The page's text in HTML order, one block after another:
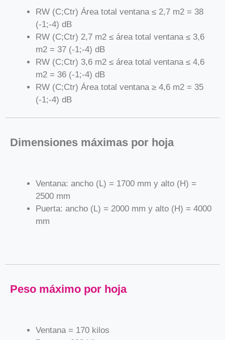
RW (C;Ctr) Área total ventana ≤ 2,7 m2 = 38
(-1;-4) dB
RW (C;Ctr) 2,7 m2 ≤ área total ventana ≤ 3,6
m2 = 37 (-1;-4) dB
RW (C;Ctr) 3,6 m2 ≤ área total ventana ≤ 4,6
m2 = 36 (-1;-4) dB
RW (C;Ctr) Área total ventana ≥ 4,6 m2 = 35
(-1;-4) dB
Dimensiones máximas por hoja
Ventana: ancho (L) = 1700 mm y alto (H) =
2500 mm
Puerta: ancho (L) = 2000 mm y alto (H) = 4000
mm
Peso máximo por hoja
Ventana = 170 kilos